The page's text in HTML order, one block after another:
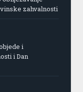
zahvalnosti
i
i Dan